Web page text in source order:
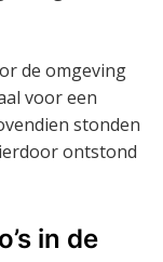
de omgeving
voor een
stonden
ontstond
in de